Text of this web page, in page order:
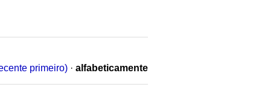
primeiro) · alfabeticamente